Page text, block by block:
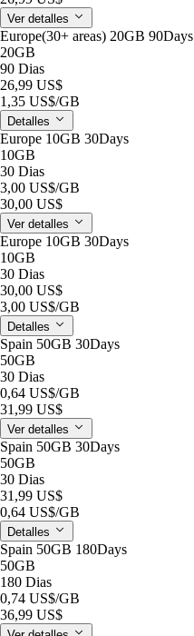
Ver detalles
Europe(30+ areas) 20GB 90Days
20GB
90 Dias
26,99 US$
1,35 US$/GB
Detalles
Europe 10GB 30Days
10GB
30 Dias
3,00 US$/GB
30,00 US$
Ver detalles
Europe 10GB 30Days
10GB
30 Dias
30,00 US$
3,00 US$/GB
Detalles
Spain 50GB 30Days
50GB
30 Dias
0,64 US$/GB
31,99 US$
Ver detalles
Spain 50GB 30Days
50GB
30 Dias
31,99 US$
0,64 US$/GB
Detalles
Spain 50GB 180Days
50GB
180 Dias
0,74 US$/GB
36,99 US$